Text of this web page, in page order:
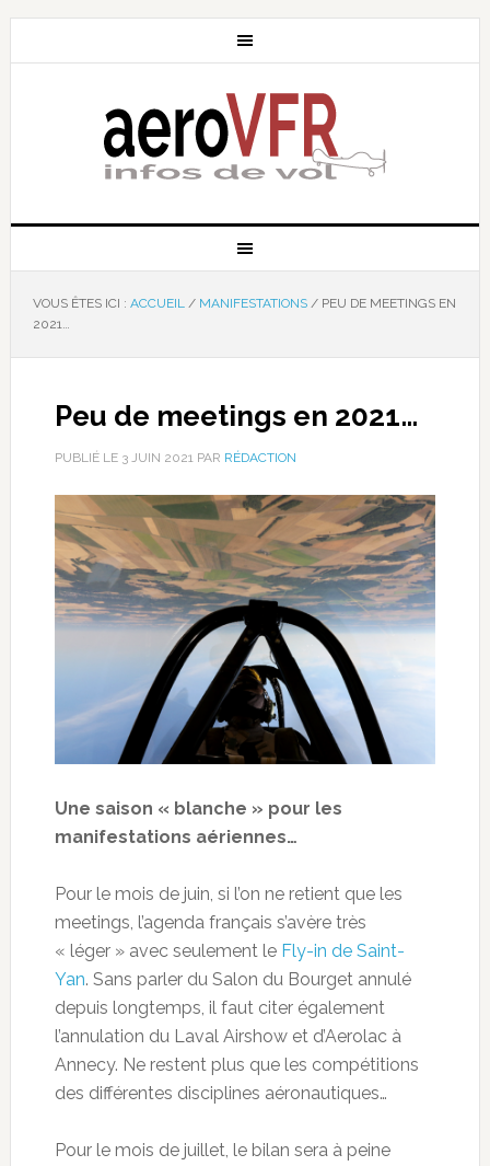
VOUS ÊTES ICI : ACCUEIL / MANIFESTATIONS /PEU DE MEETINGS EN
2021…
Peu de meetings en 2021…
PUBLIÉ LE 3 JUIN 2021PAR RÉDACTION
Une saison « blanche » pour les
manifestations aériennes…
Pour le mois de juin, si l’on ne retient que les
meetings, l’agenda français s’avère très
« léger » avec seulement le Fly-in de Saint-
Yan. Sans parler du Salon du Bourget annulé
depuis longtemps, il faut citer également
l’annulation du Laval Airshow et d’Aerolac à
Annecy. Ne restent plus que les compétitions
des différentes disciplines aéronautiques…
Pour le mois de juillet, le bilan sera à peine